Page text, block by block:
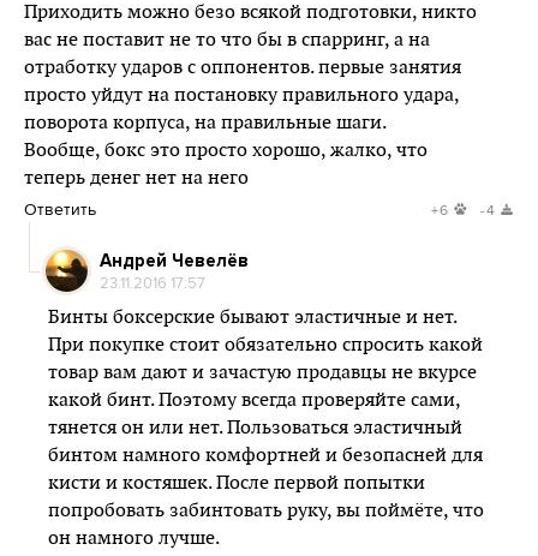
Приходить можно безо всякой подготовки, никто
вас не поставит не то что бы в спарринг, а на
отработку ударов с оппонентов. первые занятия
просто уйдут на постановку правильного удара,
поворота корпуса, на правильные шаги.
Вообще, бокс это просто хорошо, жалко, что
теперь денег нет на него
Ответить +6 -4
Андрей Чевелёв
23.11.2016 17:57
Бинты боксерские бывают эластичные и нет.
При покупке стоит обязательно спросить какой
товар вам дают и зачастую продавцы не вкурсе
какой бинт. Поэтому всегда проверяйте сами,
тянется он или нет. Пользоваться эластичный
бинтом намного комфортней и безопасней для
кисти и костяшек. После первой попытки
попробовать забинтовать руку, вы поймёте, что
он намного лучше.